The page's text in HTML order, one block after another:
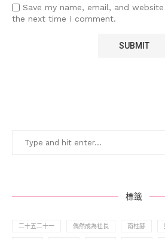
Save my name, email, and
the next time I comment.
標籤
二十五二十一 偶然成為社長 南柱赫